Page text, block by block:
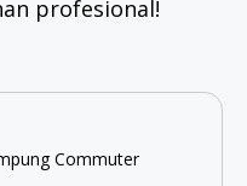
profesional!